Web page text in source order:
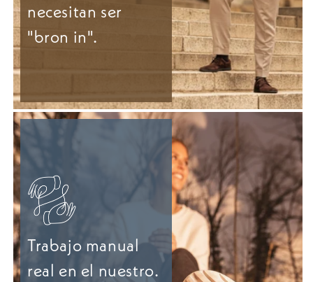
necesitan ser
"bron in".
Trabajo manual
real en el nuestro.